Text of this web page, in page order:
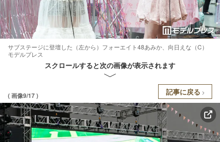
サブステージに登壇した（左から）フォーエイト48あみか、向日えな（C）
モデルプレス
スクロールすると次の画像が表示されます
( 画像9/17 ) 記事に戻る